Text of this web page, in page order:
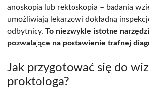
anoskopia lub rektoskopia – badania
umożliwiają lekarzowi dokładną
odbytnicy. To niezwykle istotne
pozwalające na postawienie trafnej
Jak przygotować się do
proktologa?